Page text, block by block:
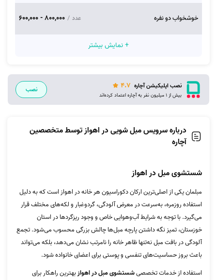
خوشخواب دو نفره عدد /
800,000 - 600,000
+ نمایش بیشتر
نصب اپلیکیشن آچاره 4.7
بیش از 1 میلیون نفر به آچاره اعتماد کرده‌اند
نصب
درباره سرویس مبل شویی در اهواز توسط متخصصین
آچاره
شستشوی مبل در اهواز
مبلمان یکی از اصلی‌ترین ارکان دکوراسیون هر خانه در اهواز است که به دلیل
استفاده روزمره، به‌سرعت در معرض آلودگی، گردوغبار و لکه‌های مختلف قرار
می‌گیرد. با توجه به شرایط آب‌وهوایی خاص و وجود ریزگردها در استان
خوزستان، تمیز نگه داشتن پارچه مبل‌ها چالش بزرگی محسوب می‌شود. تجمع
آلودگی در بافت مبل نه‌تنها ظاهر خانه را نامرتب نشان می‌دهد، بلکه می‌تواند
باعث بروز حساسیت‌های تنفسی و پوستی برای اعضای خانواده شود.
استفاده از خدمات تخصصیشستشوی مبل در اهوازبهترین راهکار برای